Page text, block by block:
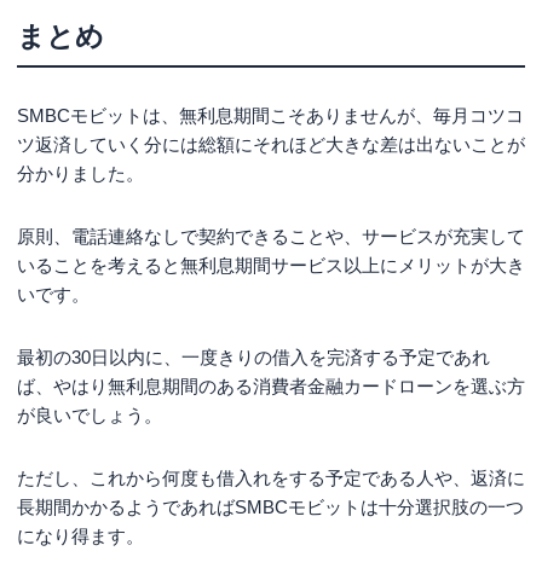
まとめ
SMBCモビットは、無利息期間こそありませんが、毎月コツコ
ツ返済していく分には総額にそれほど大きな差は出ないことが
分かりました。
原則、電話連絡なしで契約できることや、サービスが充実して
いることを考えると無利息期間サービス以上にメリットが大き
いです。
最初の30日以内に、一度きりの借入を完済する予定であれ
ば、やはり無利息期間のある消費者金融カードローンを選ぶ方
が良いでしょう。
ただし、これから何度も借入れをする予定である人や、返済に
長期間かかるようであればSMBCモビットは十分選択肢の一つ
になり得ます。